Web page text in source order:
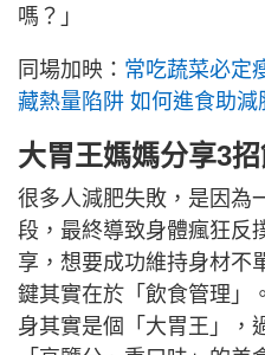
嗎？」
同場加映： 常吃蔬菜必定
藏熱量陷阱 如何進食助減
大胃王媽媽分享3
很多人減肥失敗，是因為
段，最終導致身體瘋狂反
享，想要成功維持身材不
鍵其實在於「飲食管理」
身其實是個「大胃王」，